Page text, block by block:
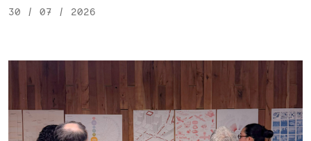
30 / 07 / 2026